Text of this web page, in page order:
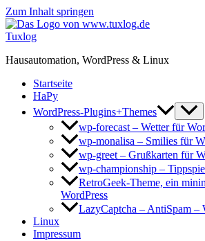
Zum Inhalt springen
Tuxlog
Hausautomation, WordPress & Linux
Startseite
HaPy
WordPress-Plugins+Themes
wp-forecast – Wetter für
wp-monalisa – Smilies für
wp-greet – Grußkarten für
wp-championship –
RetroGeek-Theme, ein
WordPress
LazyCaptcha – AntiSpam –
Linux
Impressum